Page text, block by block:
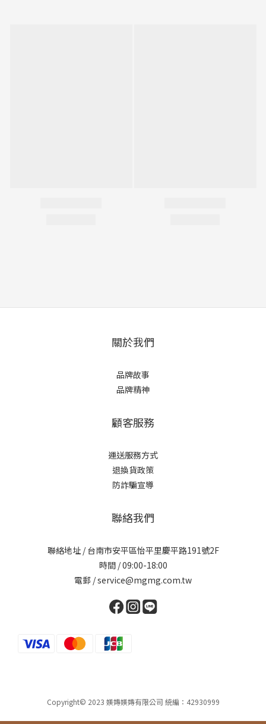
關於我們
品牌故事
品牌精神
顧客服務
運送服務方式
退換貨政策
防詐騙宣導
聯絡我們
聯絡地址 / 台南市安平區怡平里慶平路191號2F
時間 / 09:00-18:00
電郵 / service@mgmg.com.tw
Copyright© 2023 媄嫥媄嫥有限公司 統編：42930999